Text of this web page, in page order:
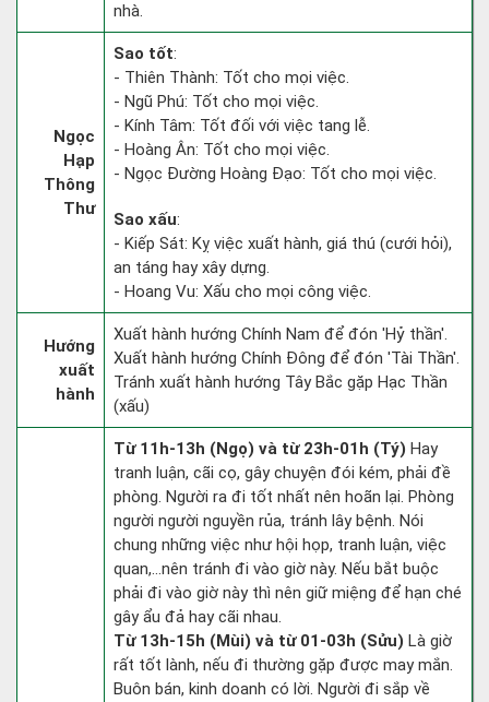
nhà.
Ngọc
Hạp
Thông
Thư
Sao tốt:
- Thiên Thành: Tốt cho mọi việc.
- Ngũ Phú: Tốt cho mọi việc.
- Kính Tâm: Tốt đối với việc tang lễ.
- Hoàng Ân: Tốt cho mọi việc.
- Ngọc Đường Hoàng Đạo: Tốt cho mọi việc.
Sao xấu:
- Kiếp Sát: Kỵ việc xuất hành, giá thú (cưới hỏi),
an táng hay xây dựng.
- Hoang Vu: Xấu cho mọi công việc.
Hướng
xuất
hành
Xuất hành hướng Chính Nam để đón 'Hỷ thần'.
Xuất hành hướng Chính Đông để đón 'Tài Thần'.
Tránh xuất hành hướng Tây Bắc gặp Hạc Thần
(xấu)
Từ 11h-13h (Ngọ) và từ 23h-01h (Tý) Hay
tranh luận, cãi cọ, gây chuyện đói kém, phải đề
phòng. Người ra đi tốt nhất nên hoãn lại. Phòng
người người nguyền rủa, tránh lây bệnh. Nói
chung những việc như hội họp, tranh luận, việc
quan,…nên tránh đi vào giờ này. Nếu bắt buộc
phải đi vào giờ này thì nên giữ miệng để hạn ché
gây ẩu đả hay cãi nhau.
Từ 13h-15h (Mùi) và từ 01-03h (Sửu) Là giờ
rất tốt lành, nếu đi thường gặp được may mắn.
Buôn bán, kinh doanh có lời. Người đi sắp về